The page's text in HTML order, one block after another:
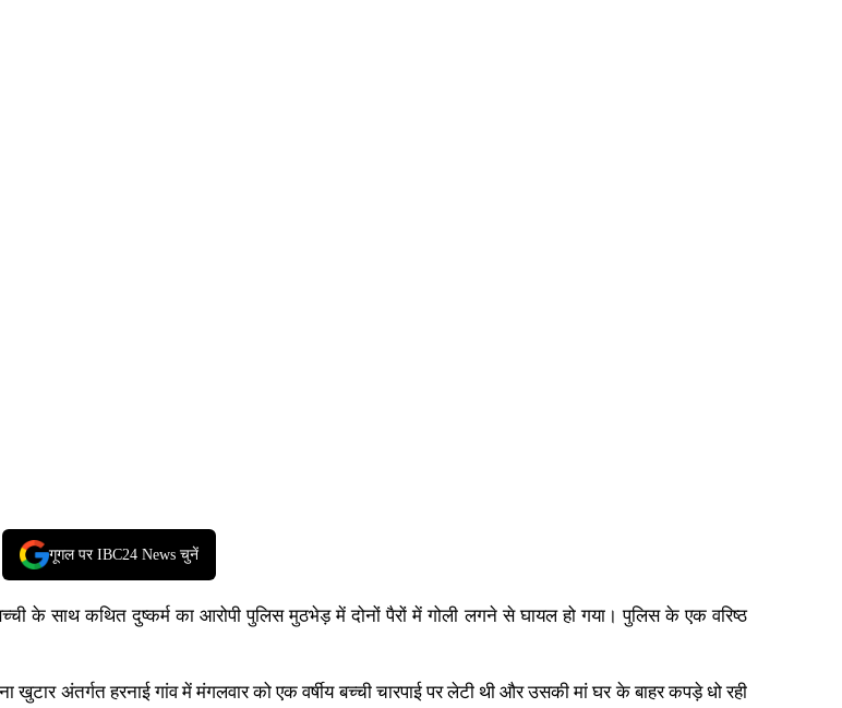
गूगल पर IBC24 News चुनें
के साथ कथित दुष्कर्म का आरोपी पुलिस मुठभेड़ में दोनों पैरों में गोली लगने से घायल हो गया। पुलिस के एक वरिष्ठ
खुटार अंतर्गत हरनाई गांव में मंगलवार को एक वर्षीय बच्ची चारपाई पर लेटी थी और उसकी मां घर के बाहर कपड़े धो रही